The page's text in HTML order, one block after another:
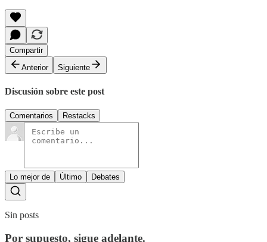
Compartir
Anterior
Siguiente
Discusión sobre este post
Comentarios Restacks
Lo mejor de Último Debates
Sin posts
Por supuesto, sigue adelante.